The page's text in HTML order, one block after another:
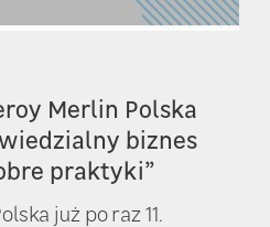
Merlin Polska
biznes
praktyki”
już po raz 11.